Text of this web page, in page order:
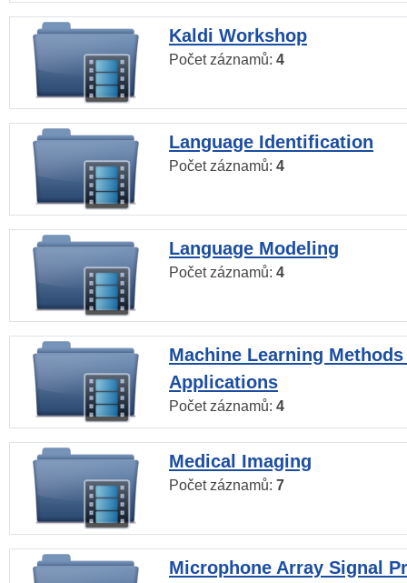
Kaldi Workshop
Počet záznamů: 4
Language Identification
Počet záznamů: 4
Language Modeling
Počet záznamů: 4
Machine Learning
Applications
Počet záznamů: 4
Medical Imaging
Počet záznamů: 7
Microphone Array Signal